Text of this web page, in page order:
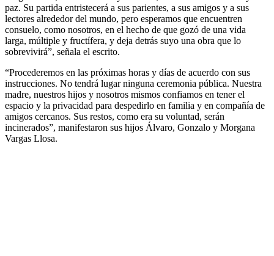
paz. Su partida entristecerá a sus parientes, a sus amigos y a sus
lectores alrededor del mundo, pero esperamos que encuentren
consuelo, como nosotros, en el hecho de que gozó de una vida
larga, múltiple y fructífera, y deja detrás suyo una obra que lo
sobrevivirá”, señala el escrito.
“Procederemos en las próximas horas y días de acuerdo con sus
instrucciones. No tendrá lugar ninguna ceremonia pública. Nuestra
madre, nuestros hijos y nosotros mismos confiamos en tener el
espacio y la privacidad para despedirlo en familia y en compañía de
amigos cercanos. Sus restos, como era su voluntad, serán
incinerados”, manifestaron sus hijos Álvaro, Gonzalo y Morgana
Vargas Llosa.